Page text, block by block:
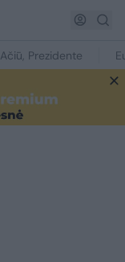
Ačiū, Prezidente